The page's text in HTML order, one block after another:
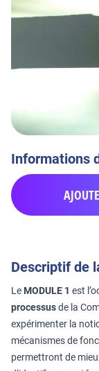
Informations
Descriptif de
Le MODULE 1 est
processusde la
expérimenter la
mécanismes de
permettront de